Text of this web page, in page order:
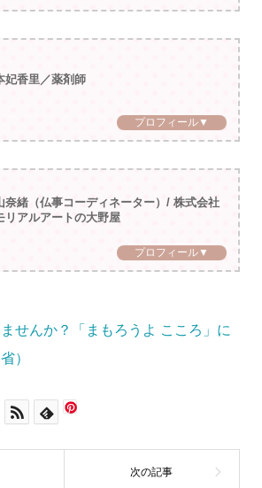
妃香里／薬剤師
プロフィール▼
奈緒（仏事コーディネーター）/ 株式会社
リアルアートの大野屋
プロフィール▼